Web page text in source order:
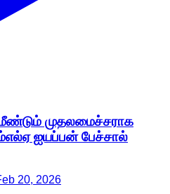
முதலமைச்சராக
ஐயப்பன் பேச்சால்
20, 2026